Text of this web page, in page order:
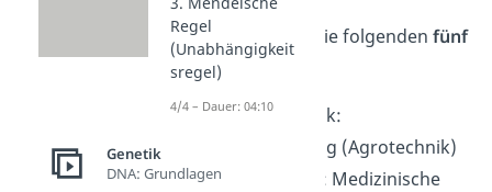
Du unterscheidest die folgendenfünf
Kategorien:
grüneGentechnik:
Pflanzenzüchtung (Agrotechnik)
rote
Gentechnik: Medizinische
Regel
(Unabhängigkeit
sregel)
4/4 – Dauer: 04:10
Genetik
DNA: Grundlagen